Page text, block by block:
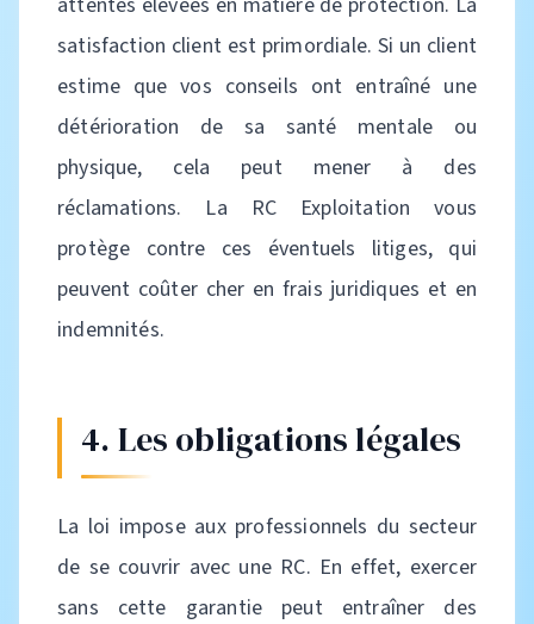
satisfaction client est primordiale. Si un client
estime que vos conseils ont entraîné une
détérioration de sa santé mentale ou
physique, cela peut mener à des
réclamations. La RC Exploitation vous
protège contre ces éventuels litiges, qui
peuvent coûter cher en frais juridiques et en
indemnités.
4. Les obligations légales
La loi impose aux professionnels du secteur
de se couvrir avec une RC. En effet, exercer
sans cette garantie peut entraîner des